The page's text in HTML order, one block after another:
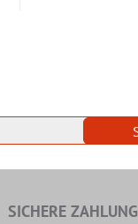
SICHERE ZAHLUNG